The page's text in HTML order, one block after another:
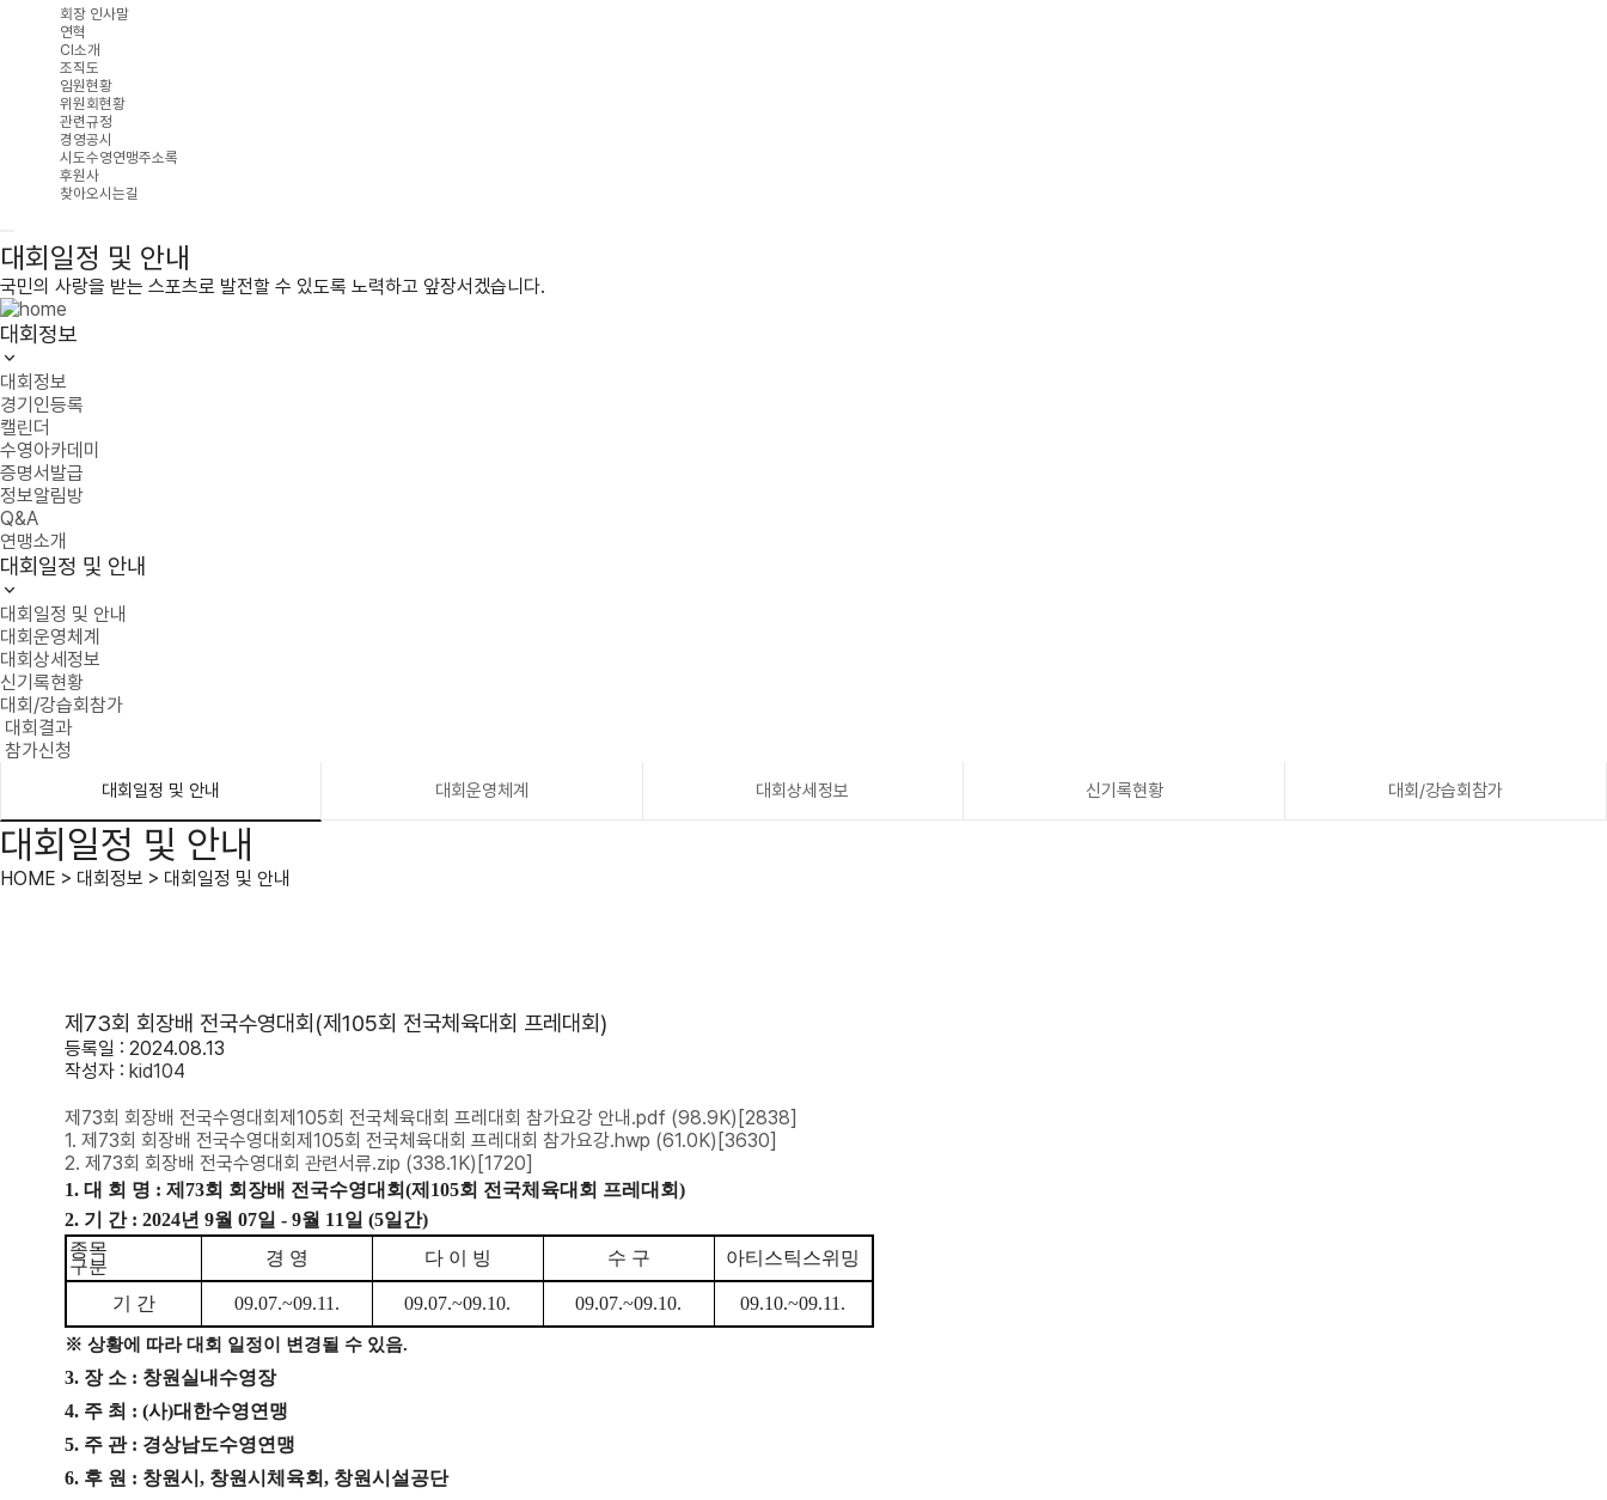
회장 인사말
연혁
CI소개
조직도
임원현황
위원회현황
관련규정
경영공시
시도수영연맹주소록
후원사
찾아오시는길
대회일정 및 안내
국민의 사랑을 받는 스포츠로 발전할 수 있도록 노력하고 앞장서겠습니다.
대회정보
대회정보
경기인등록
캘린더
수영아카데미
증명서발급
정보알림방
Q&A
연맹소개
대회일정 및 안내
대회일정 및 안내
대회운영체계
대회상세정보
신기록현황
대회/강습회참가
대회결과
참가신청
대회일정 및 안내 대회운영체계 대회상세정보 신기록현황 대회/강습회참가
대회일정 및 안내
HOME > 대회정보 > 대회일정 및 안내
제73회 회장배 전국수영대회(제105회 전국체육대회 프레대회)
등록일 : 2024.08.13
작성자 : kid104
제73회 회장배 전국수영대회제105회 전국체육대회 프레대회 참가요강 안내.pdf (98.9K) [2838]
1. 제73회 회장배 전국수영대회제105회 전국체육대회 프레대회 참가요강.hwp (61.0K) [3630]
2. 제73회 회장배 전국수영대회 관련서류.zip (338.1K) [1720]
1. 대 회 명 : 제 73회 회장배 전국수영대회 (제 105회 전국체육대회 프레대회 )
2. 기 간 : 2024년 9월 07일 - 9월 11일 (5일간)
종목
구분
경 영 다 이 빙 수 구 아티스틱스위밍
기 간 09.07.~09.11. 09.07.~09.10. 09.07.~09.10. 09.10.~09.11.
※ 상황에 따라 대회 일정이 변경될 수 있음.
3. 장 소 : 창원실내수영장
4. 주 최 : (사)대한수영연맹
5. 주 관 : 경상남도수영연맹
6. 후 원 : 창원시 , 창원시체육회 , 창원시설공단